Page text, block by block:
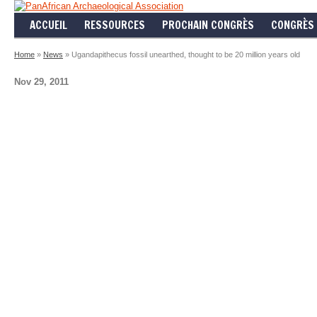
ACCUEIL RESSOURCES PROCHAIN CONGRÈS
Home » News » Ugandapithecus fossil unearthed, thought to be 20 million years old
Nov 29, 2011